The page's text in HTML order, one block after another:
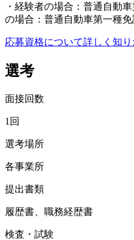
・経験者の場合：普通自動
の場合：普通自動車第一種
応募資格について詳しく知り
選考
面接回数
1回
選考場所
各事業所
提出書類
履歴書、職務経歴書
検査・試験